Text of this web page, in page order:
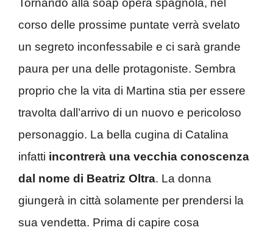
Tornando alla soap opera spagnola, nel
corso delle prossime puntate verrà svelato
un segreto inconfessabile e ci sarà grande
paura per una delle protagoniste. Sembra
proprio che la vita di Martina stia per essere
travolta dall’arrivo di un nuovo e pericoloso
personaggio. La bella cugina di Catalina
infatti incontrerà una vecchia conoscenza
dal nome di Beatriz Oltra. La donna
giungerà in città solamente per prendersi la
sua vendetta. Prima di capire cosa